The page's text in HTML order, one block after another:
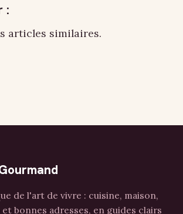
:
articles similaires.
de l'art de vivre : cuisine, maison,
bonnes adresses, en guides clairs